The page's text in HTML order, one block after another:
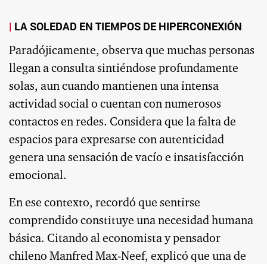
LA SOLEDAD EN TIEMPOS DE HIPERCONEXIÓN
Paradójicamente, observa que muchas personas
llegan a consulta sintiéndose profundamente
solas, aun cuando mantienen una intensa
actividad social o cuentan con numerosos
contactos en redes. Considera que la falta de
espacios para expresarse con autenticidad
genera una sensación de vacío e insatisfacción
emocional.
En ese contexto, recordó que sentirse
comprendido constituye una necesidad humana
básica. Citando al economista y pensador
chileno Manfred Max-Neef, explicó que una de